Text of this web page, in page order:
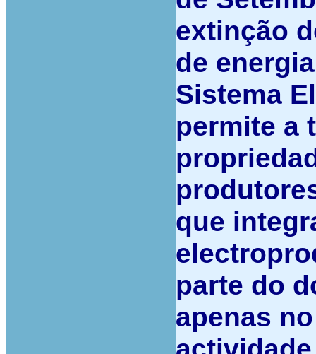
extinção
de
Sistema
permite a
que
parte do
apenas